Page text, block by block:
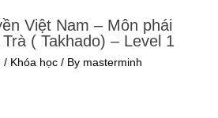
Việt Nam – Môn phái
( Takhado) – Level 1
/ Khóa học/ By masterminh